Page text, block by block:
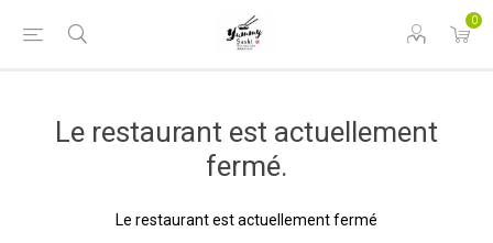
0
Le restaurant est actuellement
fermé.
Le restaurant est actuellement fermé